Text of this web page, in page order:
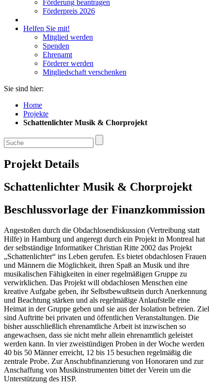
Förderung beantragen
Förderpreis 2026
Helfen Sie mit!
Mitglied werden
Spenden
Ehrenamt
Förderer werden
Mitgliedschaft verschenken
Sie sind hier:
Home
Projekte
Schattenlichter Musik & Chorprojekt
Projekt Details
Schattenlichter Musik & Chorprojekt
Beschlussvorlage der Finanzkommission
Angestoßen durch die Obdachlosendiskussion (Vertreibung statt
Hilfe) in Hamburg und angeregt durch ein Projekt in Montreal hat
der selbständige Informatiker Christian Ritte 2002 das Projekt
„Schattenlichter“ ins Leben gerufen. Es bietet obdachlosen Frauen
und Männern die Möglichkeit, ihren Spaß an Musik und ihre
musikalischen Fähigkeiten in einer regelmäßigen Gruppe zu
verwirklichen. Das Projekt will obdachlosen Menschen eine
kreative Aufgabe geben, ihr Selbstbewußtsein durch Anerkennung
und Beachtung stärken und als regelmäßige Anlaufstelle eine
Heimat in der Gruppe geben und sie aus der Isolation befreien. Ziel
sind Auftritte bei privaten und öffentlichen Veranstaltungen. Die
bisher ausschließlich ehrenamtliche Arbeit ist inzwischen so
angewachsen, dass sie nicht mehr allein ehrenamtlich geleistet
werden kann. In vier zweistündigen Proben in der Woche werden
40 bis 50 Männer erreicht, 12 bis 15 besuchen regelmäßig die
zentrale Probe. Zur Anschubfinanzierung von Honoraren und zur
Anschaffung von Musikinstrumenten bittet der Verein um die
Unterstützung des HSP.